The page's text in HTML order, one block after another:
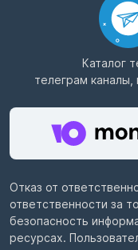
Каталог
телеграм
Отказ от
ответственности за
безопасность
ресурсах.